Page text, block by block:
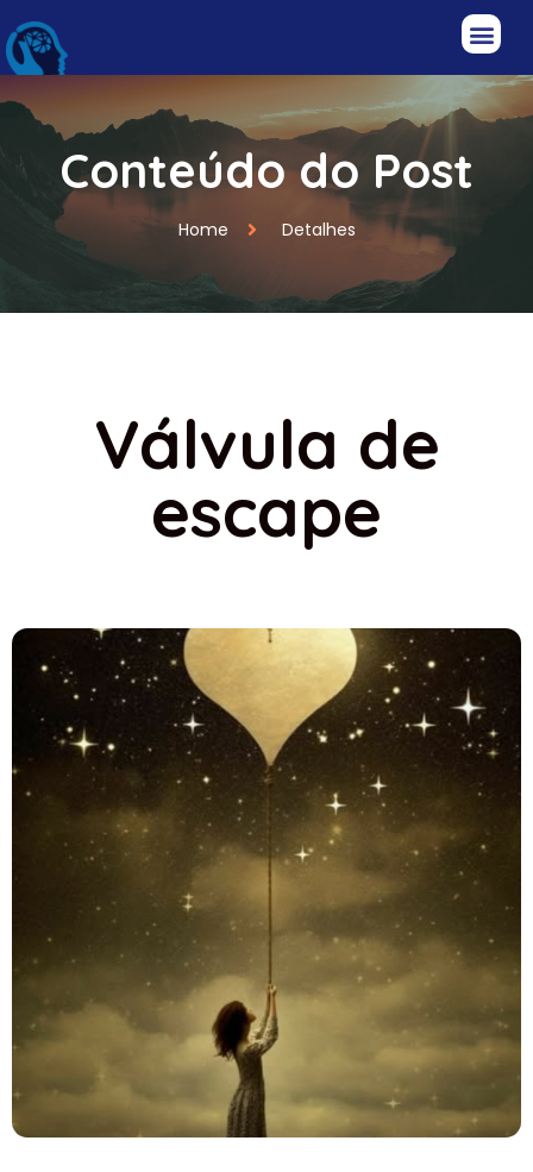
Conteúdo do Post
Home Detalhes
Válvula de
escape